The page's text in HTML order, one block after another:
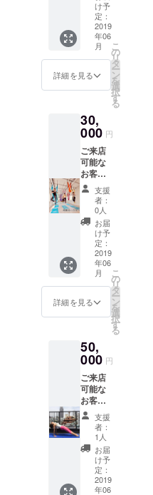
ガ）、
体幹ト
レーニ
ング、
美尻ト
ング、
バラン
ング、
を
『Skyp
e』や
『Zoom
』を使
い、オ
ンライ
ンで
レッス
ンを行
いま
す。
kaoriの
デモン
レー
ション
身の姿
を画像
で映
し、 同
じスタ
ジオ空
間にい
るよう
な感覚
で、直
接指導
が受け
られま
す。 ６
ツボの
セルフ
ケアの
紹介、
他、体
いて、
定期的
させて
頂きま
す。 ま
た、参
考書籍
をご提
供させ
て頂き
ます。
は含み
ませ
ん。
レッス
ンは６
０分の
み、グ
りま
す。
パーソ
ナル
レッス
ンでは
ござい
ませ
ん。 VR
エクサ
サイ
ズ、キ
ネシ
ス、ピ
ラティ
フォー
マー
ケット
には含
まれま
せん。
ご注意
くださ
い。
（VRエ
クササ
イズ、
キネシ
ス、ピ
ラティ
の施術
を受け
て頂け
るチ
ケット
です。
９０分
分の中
で、ご
都合の
良い施
術時間
をお選
び頂け
ます。
２種類
もマッ
サージ
も可能
です。
（例え
ば、タ
イ古式
６０分
６０分
＝計１
２０
分）な
ども可
能で
す。 ま
た、
マッ
サージ
につい
て、
「法令
ルー
シー
ダット
ン、エ
アリア
ル（空
中）ヨ
ガ、体
幹ト
ング、
美尻ト
レーニ
ング、
バラン
スト
レーニ
ング、
キネシ
ス、ピ
ラティ
スリ
フォー
マーの
レッス
ン、VR
エクサ
る ６０
分or９
０分の
レッス
ンの３
回分の
チケッ
トで
す。 ６
０分or
９０分
のレッ
スン時
け予
定：
2019
年06
月
詳細を見る
こ
の
リ
タ
ー
ン
を
選
択
す
る
30,
000 円
ご来店
可能な
お客様
へ、 ヨ
ガ、ピ
ラティ
ス、
ルー
シー
ダット
ン、エ
アリア
ル（空
中）ヨ
ガ、体
幹ト
ング、
美尻ト
レーニ
ング、
バラン
スト
レーニ
ング、
キネシ
ス、ピ
ラティ
スリ
フォー
支援
者：
0人
お届
け予
定：
2019
年06
月
詳細を見る
こ
の
リ
タ
ー
ン
を
選
択
す
る
50,
000 円
ご来店
可能な
お客様
へ、 ヨ
ガ、ピ
ラティ
ス、
ルー
シー
ダット
ン、エ
支援
者：
1人
お届
け予
定：
2019
年06